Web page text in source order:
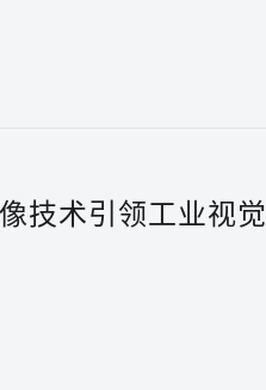
技术引领工业视觉